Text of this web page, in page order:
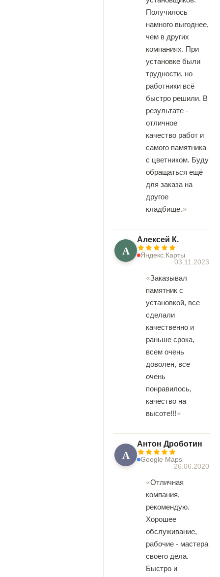
Получилось
намного выгоднее,
чем в других
компаниях. При
установке были
трудности, но
работники всё
быстро решили. В
результате -
отличное
качество работ и
самого памятника
с цветником. Буду
обращаться ещё
для заказа на
другое
кладбище.
А
Алексей К.
Яндекс.Карты
03.11.2023
Заказывал
памятник с
установкой, все
сделали
качественно и
раньше срока,
всем очень
доволен, все
очень
понравилось,
качество на
высоте!!!
А
Антон Дроботин
Google Maps
26.06.2020
Отличная
компания,
рекомендую.
Хорошее
обслуживание,
рабочие - мастера
своего дела.
Быстро и